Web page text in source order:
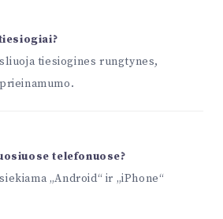
tiesiogines rungtynes,
telefonuose?
„Android“ ir „iPhone“